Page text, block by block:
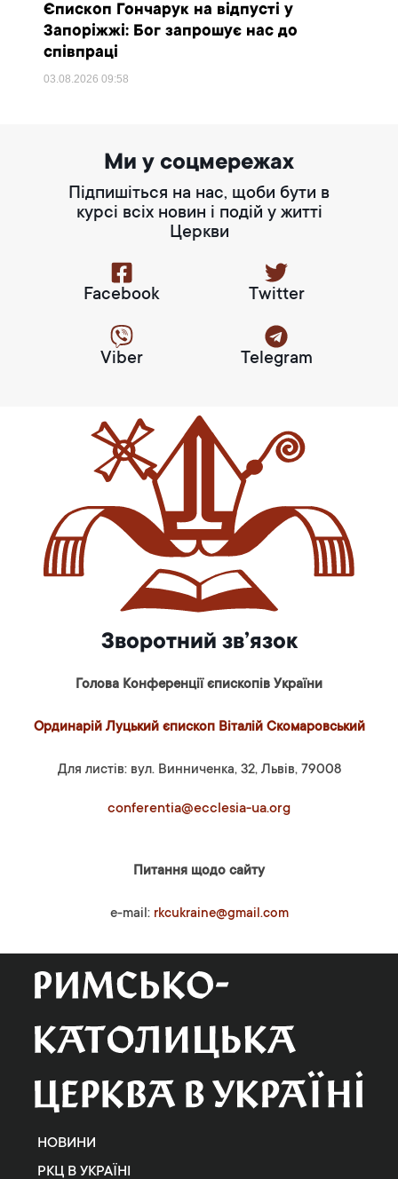
Єпископ Гончарук на відпусті у
Запоріжжі: Бог запрошує нас до
співпраці
03.08.202609:58
Ми у соцмережах
Підпишіться на нас, щоби бути в
курсі всіх новин і подій у житті
Церкви
Facebook Twitter
Viber Telegram
Зворотний зв’язок
Голова Конференції єпископів України
Ординарій Луцький єпископ Віталій Скомаровський
Для листів: вул. Винниченка, 32, Львів, 79008
conferentia@ecclesia-ua.org
Питання щодо сайту
e-mail: rkcukraine@gmail.com
НОВИНИ
РКЦ В УКРАЇНІ